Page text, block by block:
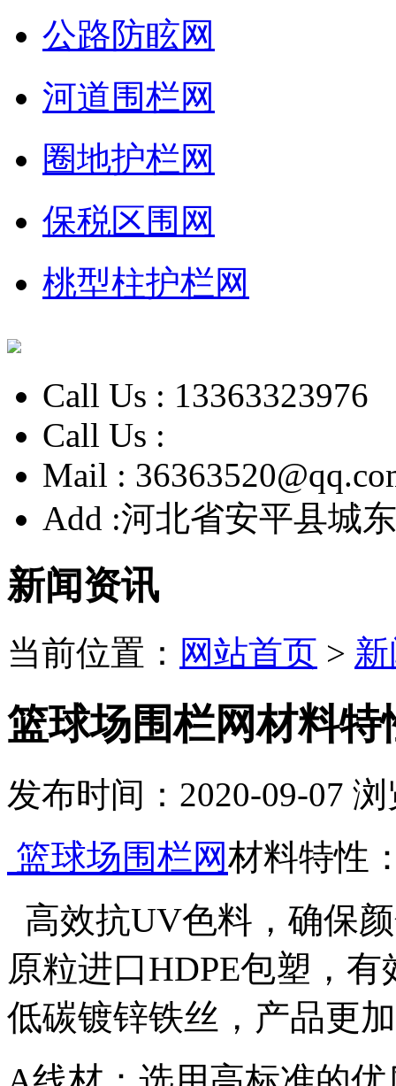
公路防眩网
河道围栏网
圈地护栏网
保税区围网
桃型柱护栏网
Call Us : 13363323976
Call Us :
Mail :
Add :河北省安平县城
新闻资讯
当前位置： 网站首页 >
篮球场围栏网材料特
发布时间：2020-09-07 浏
篮球场围栏网材料特性
高效抗UV色料，确保
原粒进口HDPE包塑，
低碳镀锌铁丝，产品更